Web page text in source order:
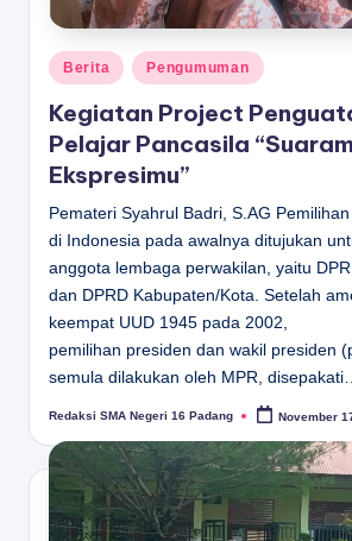
Posted
in
Berita Pengumuman
Kegiatan Project
Pelajar Pancasila
Ekspresimu”
Pemateri Syahrul Badri, S.AG
di Indonesia pada awalnya ditujukan
anggota lembaga perwakilan, yaitu
dan DPRD Kabupaten/Kota. Setelah
keempat UUD 1945 pada 2002,
pemilihan presiden dan wakil presiden
semula dilakukan oleh MPR, disepakati…
Posted
Redaksi SMA Negeri 16 Padang November